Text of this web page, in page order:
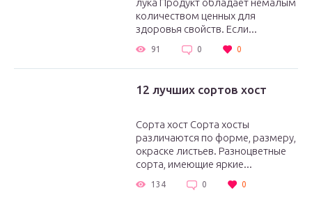
лука Продукт обладает немалым
количеством ценных для
здоровья свойств. Если...
91 0 0
12 лучших сортов хост
Сорта хост Сорта хосты
различаются по форме, размеру,
окраске листьев. Разноцветные
сорта, имеющие яркие...
134 0 0